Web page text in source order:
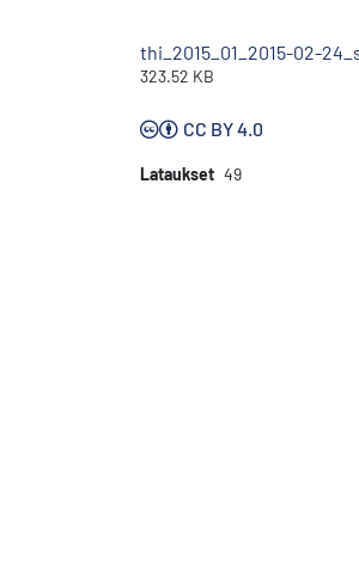
thi_2015_01_2015-02-
323.52 KB
CC BY 4.0
Lataukset 49